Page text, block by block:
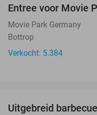
Entree voor Movie
Movie Park Germany
Bottrop
Verkocht: 5.384
Uitgebreid